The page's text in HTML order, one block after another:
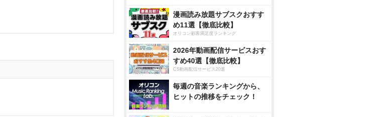
漫画読み放題サブスクおすす
め11選【徹底比較】
オリコン顧客満足度ランキング
2026年動画配信サービスおす
すめ40選【徹底比較】
CS動画配信サービス20選
毎週の音楽ランキングから、
ヒットの推移をチェック！